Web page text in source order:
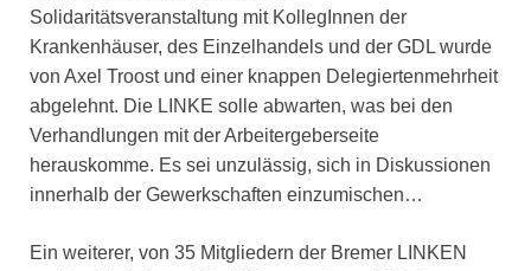
Solidaritätsveranstaltung mit KollegInnen der
Krankenhäuser, des Einzelhandels und der GDL wurde
von Axel Troost und einer knappen Delegiertenmehrheit
abgelehnt. Die LINKE solle abwarten, was bei den
Verhandlungen mit der Arbeitergeberseite
herauskomme. Es sei unzulässig, sich in Diskussionen
innerhalb der Gewerkschaften einzumischen…
Ein weiterer, von 35 Mitgliedern der Bremer LINKEN